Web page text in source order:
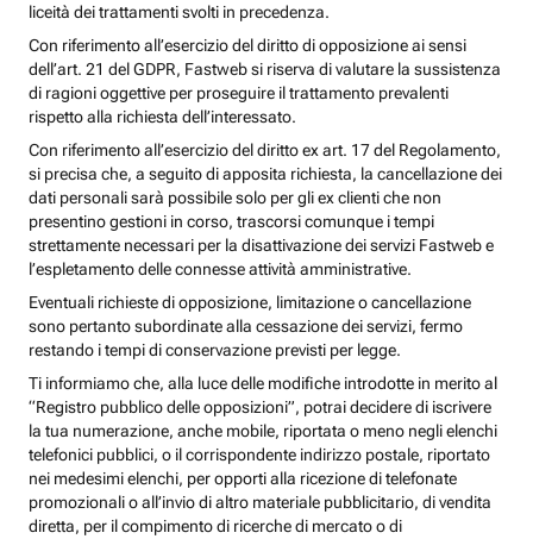
liceità dei trattamenti svolti in precedenza.
Con riferimento all’esercizio del diritto di opposizione ai sensi
dell’art. 21 del GDPR, Fastweb si riserva di valutare la sussistenza
di ragioni oggettive per proseguire il trattamento prevalenti
rispetto alla richiesta dell’interessato.
Con riferimento all’esercizio del diritto ex art. 17 del Regolamento,
si precisa che, a seguito di apposita richiesta, la cancellazione dei
dati personali sarà possibile solo per gli ex clienti che non
presentino gestioni in corso, trascorsi comunque i tempi
strettamente necessari per la disattivazione dei servizi Fastweb e
l’espletamento delle connesse attività amministrative.
Eventuali richieste di opposizione, limitazione o cancellazione
sono pertanto subordinate alla cessazione dei servizi, fermo
restando i tempi di conservazione previsti per legge.
Ti informiamo che, alla luce delle modifiche introdotte in merito al
“Registro pubblico delle opposizioni”, potrai decidere di iscrivere
la tua numerazione, anche mobile, riportata o meno negli elenchi
telefonici pubblici, o il corrispondente indirizzo postale, riportato
nei medesimi elenchi, per opporti alla ricezione di telefonate
promozionali o all’invio di altro materiale pubblicitario, di vendita
diretta, per il compimento di ricerche di mercato o di